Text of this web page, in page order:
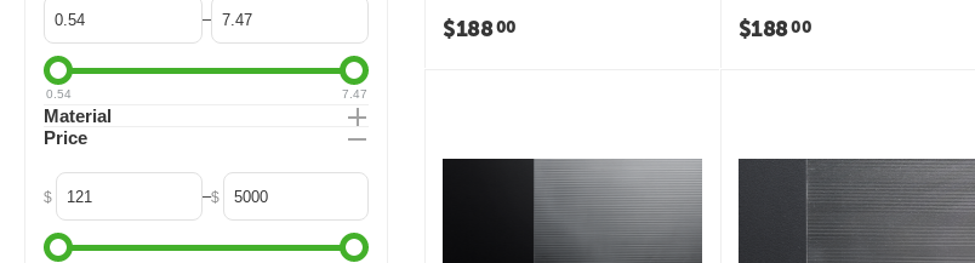
$18800 $18800
–
0.54 7.47
Material
Price
$ –$